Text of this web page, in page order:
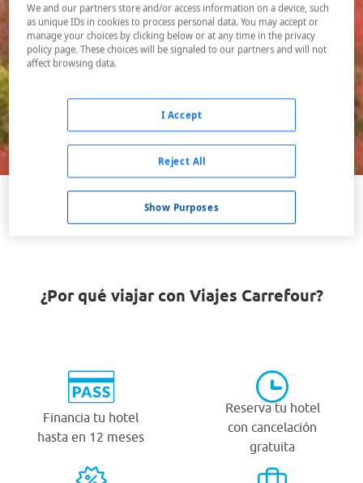
Fechas *
09/08/2026 - 10/08/2026
Buscar
VER TODOS LOS HOTELES BARATOS EN EPHRATA
¿Por qué viajar con Viajes Carrefour?
Financia tu hotel
hasta en 12 meses
Reserva tu hotel
con cancelación
gratuita
We and our partners store and/or access information on a device, such
as unique IDs in cookies to process personal data. You may accept or
manage your choices by clicking below or at any time in the privacy
policy page. These choices will be signaled to our partners and will not
affect browsing data.
Show Purposes
Reject All
I Accept